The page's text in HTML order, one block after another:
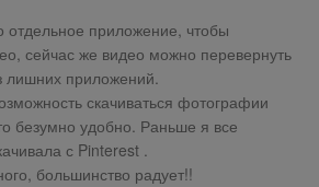
приложение, чтобы
сейчас же видео можно перевернуть
лишних приложений.
скачиваться фотографии
безумно удобно. Раньше я все
с Pinterest .
большинство радует!!